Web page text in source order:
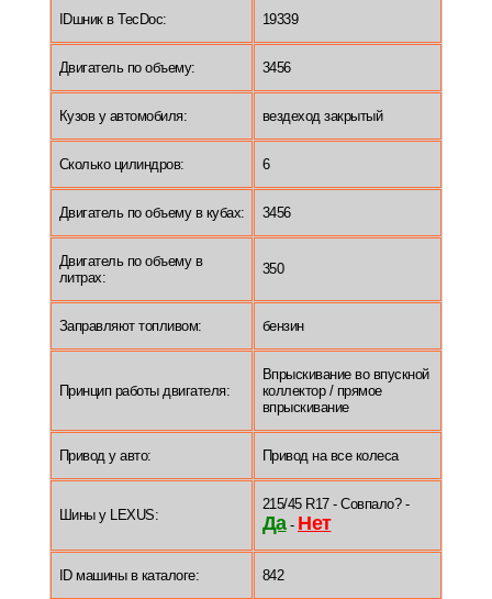
IDшник в TecDoc: 19339
Двигатель по объему: 3456
Кузов у автомобиля: вездеход закрытый
Сколько цилиндров: 6
Двигатель по объему в кубах: 3456
Двигатель по объему в
литрах:
350
Заправляют топливом: бензин
Принцип работы двигателя:
Впрыскивание во впускной
коллектор / прямое
впрыскивание
Привод у авто: Привод на все колеса
Шины у LEXUS:
215/45 R17 - Совпало? -
Да- Нет
ID машины в каталоге: 842